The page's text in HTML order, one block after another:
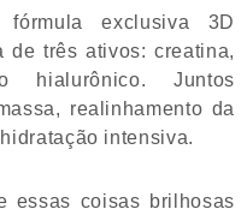
exclusiva 3D
de três ativos: creatina,
Juntos
realinhamento da
intensiva.
essas coisas brilhosas